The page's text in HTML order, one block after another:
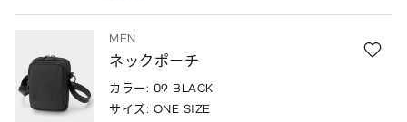
MEN
ネックポーチ
カラー: 09 BLACK
サイズ: ONE SIZE